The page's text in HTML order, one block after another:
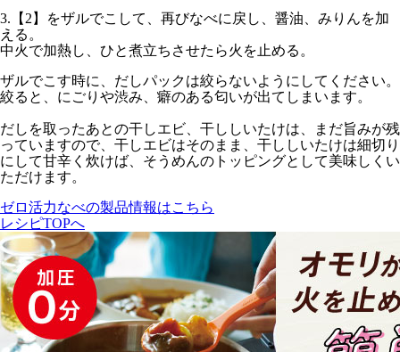
3. 【2】をザルでこして、再びなべに戻し、醤油、みりんを加
える。
中火で加熱し、ひと煮立ちさせたら火を止める。
ザルでこす時に、だしパックは絞らないようにしてください。
絞ると、にごりや渋み、癖のある匂いが出てしまいます。
だしを取ったあとの干しエビ、干ししいたけは、まだ旨みが残
っていますので、干しエビはそのまま、干ししいたけは細切り
にして甘辛く炊けば、そうめんのトッピングとして美味しくい
ただけます。
ゼロ活力なべの製品情報はこちら
レシピTOPへ